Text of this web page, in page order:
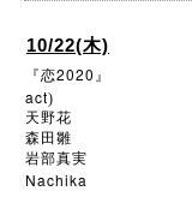
10/22(木)
『恋2020 』
act)
天野花
森田雛
岩部真実
Nachika